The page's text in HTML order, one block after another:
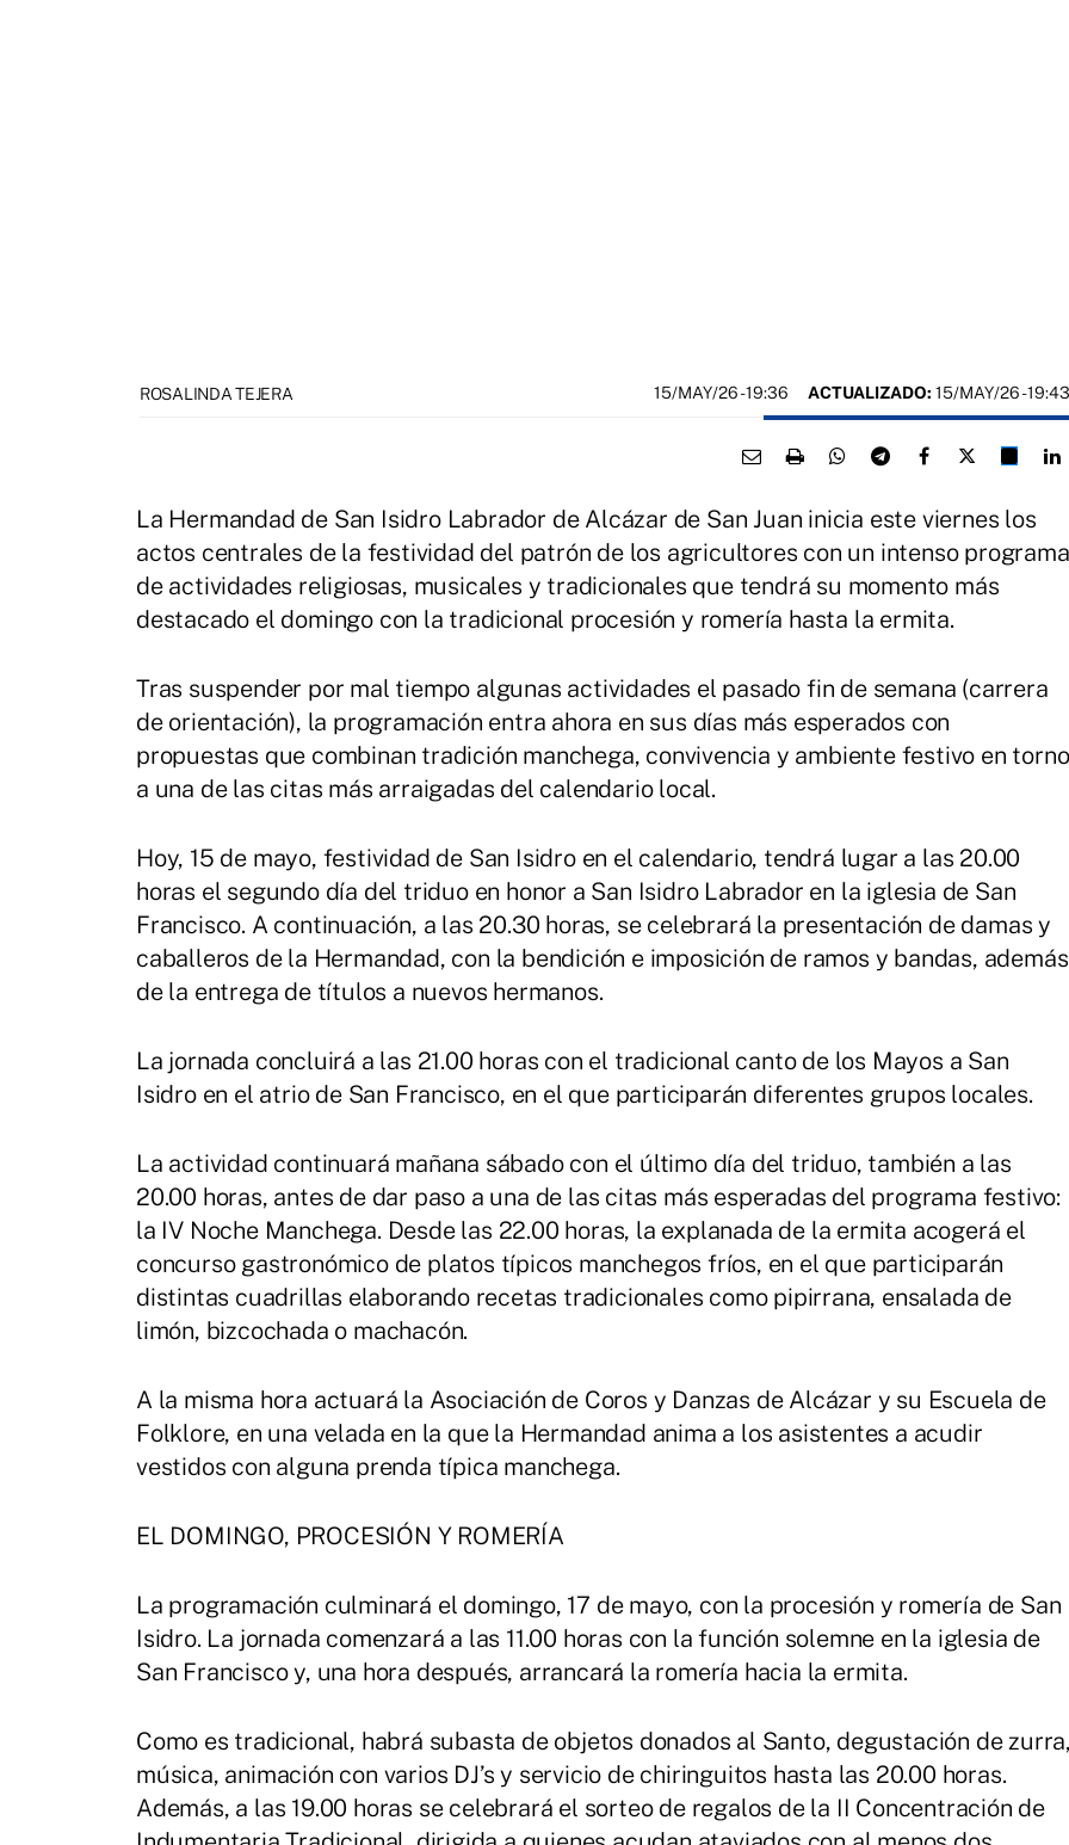
ROSALINDA TEJERA 15/MAY/26- 19:36 ACTUALIZADO: 15/MAY/26 - 19:43
La Hermandad de San Isidro Labrador de Alcázar de San Juan inicia este viernes los
actos centrales de la festividad del patrón de los agricultores con un intenso programa
de actividades religiosas, musicales y tradicionales que tendrá su momento más
destacado el domingo con la tradicional procesión y romería hasta la ermita.
Tras suspender por mal tiempo algunas actividades el pasado fin de semana (carrera
de orientación), la programación entra ahora en sus días más esperados con
propuestas que combinan tradición manchega, convivencia y ambiente festivo en torno
a una de las citas más arraigadas del calendario local.
Hoy, 15 de mayo, festividad de San Isidro en el calendario, tendrá lugar a las 20.00
horas el segundo día del triduo en honor a San Isidro Labrador en la iglesia de San
Francisco. A continuación, a las 20.30 horas, se celebrará la presentación de damas y
caballeros de la Hermandad, con la bendición e imposición de ramos y bandas, además
de la entrega de títulos a nuevos hermanos.
La jornada concluirá a las 21.00 horas con el tradicional canto de los Mayos a San
Isidro en el atrio de San Francisco, en el que participarán diferentes grupos locales.
La actividad continuará mañana sábado con el último día del triduo, también a las
20.00 horas, antes de dar paso a una de las citas más esperadas del programa festivo:
la IV Noche Manchega. Desde las 22.00 horas, la explanada de la ermita acogerá el
concurso gastronómico de platos típicos manchegos fríos, en el que participarán
distintas cuadrillas elaborando recetas tradicionales como pipirrana, ensalada de
limón, bizcochada o machacón.
A la misma hora actuará la Asociación de Coros y Danzas de Alcázar y su Escuela de
Folklore, en una velada en la que la Hermandad anima a los asistentes a acudir
vestidos con alguna prenda típica manchega.
EL DOMINGO, PROCESIÓN Y ROMERÍA
La programación culminará el domingo, 17 de mayo, con la procesión y romería de San
Isidro. La jornada comenzará a las 11.00 horas con la función solemne en la iglesia de
San Francisco y, una hora después, arrancará la romería hacia la ermita.
Como es tradicional, habrá subasta de objetos donados al Santo, degustación de zurra,
música, animación con varios DJ’s y servicio de chiringuitos hasta las 20.00 horas.
Además, a las 19.00 horas se celebrará el sorteo de regalos de la II Concentración de